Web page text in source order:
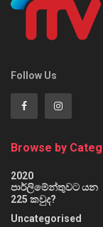
Follow Us
Browse by
2020
පාර්ලිමේන්තුවට යන
225 කවුද?
Uncategorised